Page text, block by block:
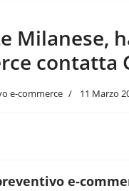
Milanese,
contatta
e-commerce 11 Marzo
e-